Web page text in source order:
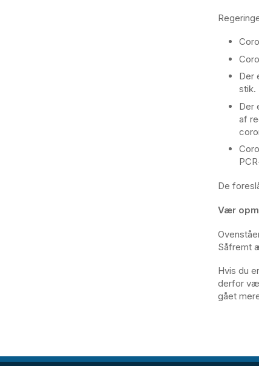
Der
stik.
Der
af
De
Vær
Såfremt
Hvis du
derfor
gået